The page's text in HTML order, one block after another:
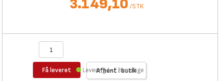
3.149,10 /STK
Få leveret Afhent i butik
Levering 1-2 hverdage